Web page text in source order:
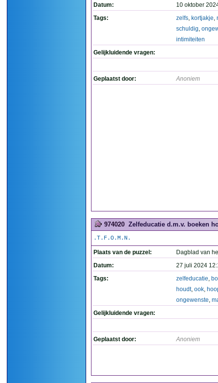
Datum:
10 oktober
Tags:
zelfs, kortjakje,
schuldig,
intimiteiten
Gelijkluidende vragen:
Geplaatst door: Anoniem
974020 Zelfeducatie d.m.v. boeken
.T.F.O.M.N.
Plaats van de puzzel:
Dagblad van
Datum:
27 juli 2024
Tags:
zelfeducatie,
houdt, ook,
ongewenste,
Gelijkluidende vragen:
Geplaatst door: Anoniem